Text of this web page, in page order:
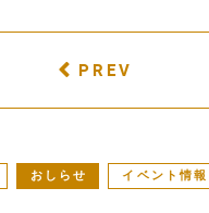
PREV
おしらせ イベント情報